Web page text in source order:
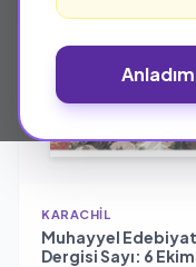
KARACHIL
Muhayyel Edebiyat
Dergisi Sayı: 6 Ekim